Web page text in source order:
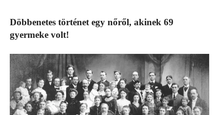
Döbbenetes történet egy nőről, akinek 69
gyermeke volt!